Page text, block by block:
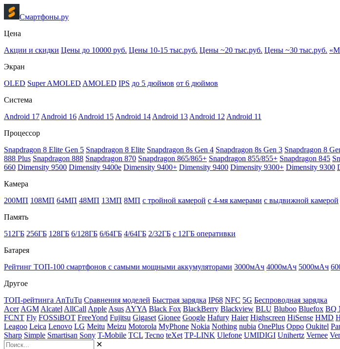
Смартфоны.ру
Цена
Акции и скидки Цены до 10000 руб. Цены 10-15 тыс.руб. Цены ~20 тыс.руб. Цены ~30 тыс.руб.
Экран
OLED Super AMOLED AMOLED IPS до 5 дюймов от 6 дюймов
Система
Android 17 Android 16 Android 15 Android 14 Android 13 Android 12 Android 11
Процессор
Snapdragon 8 Elite Gen 5 Snapdragon 8 Elite Snapdragon 8s Gen 4 Snapdragon 8s Gen 3 Snapdragon 8
888 Plus Snapdragon 888 Snapdragon 870 Snapdragon 865/865+ Snapdragon 855/855+ Snapdragon 845
660 Dimensity 9500 Dimensity 9400e Dimensity 9400+ Dimensity 9400 Dimensity 9300+ Dimensity 9300
Камера
200МП 108МП 64МП 48МП 13МП 8МП с тройной камерой с 4-мя камерами с выдвижной камерой
Память
512ГБ 256ГБ 128ГБ 6/128ГБ 6/64ГБ 4/64ГБ 2/32ГБ с 12ГБ оперативки
Батарея
Рейтинг ТОП-100 смартфонов с самыми мощными аккумуляторами 3000мАч 4000мАч 5000мАч
Другое
ТОП-рейтинга AnTuTu Сравнения моделей Быстрая зарядка IP68 NFC 5G Беспроводная зарядка
Acer AGM Alcatel AllCall Apple Asus AYYA Black Fox BlackBerry Blackview BLU Bluboo Bluefox BQ
FCNT Fly FOSSiBOT FreeYond Fujitsu Gigaset Gionee Google Hafury Haier Highscreen HiSense HMD
Leagoo Leica Lenovo LG Meitu Meizu Motorola MyPhone Nokia Nothing nubia OnePlus Oppo Oukitel
Sharp Simple Smartisan Sony T-Mobile TCL Tecno teXet TP-LINK Ulefone UMIDIGI Unihertz Vernee
✕